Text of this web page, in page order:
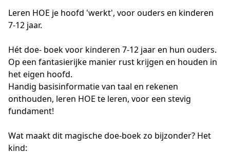
Leren HOE je hoofd 'werkt', voor ouders en kinderen
7-12 jaar.
Hét doe- boek voor kinderen 7-12 jaar en hun ouders.
Op een fantasierijke manier rust krijgen en houden in
het eigen hoofd.
Handig basisinformatie van taal en rekenen
onthouden, leren HOE te leren, voor een stevig
fundament!
Wat maakt dit magische doe-boek zo bijzonder? Het
kind: